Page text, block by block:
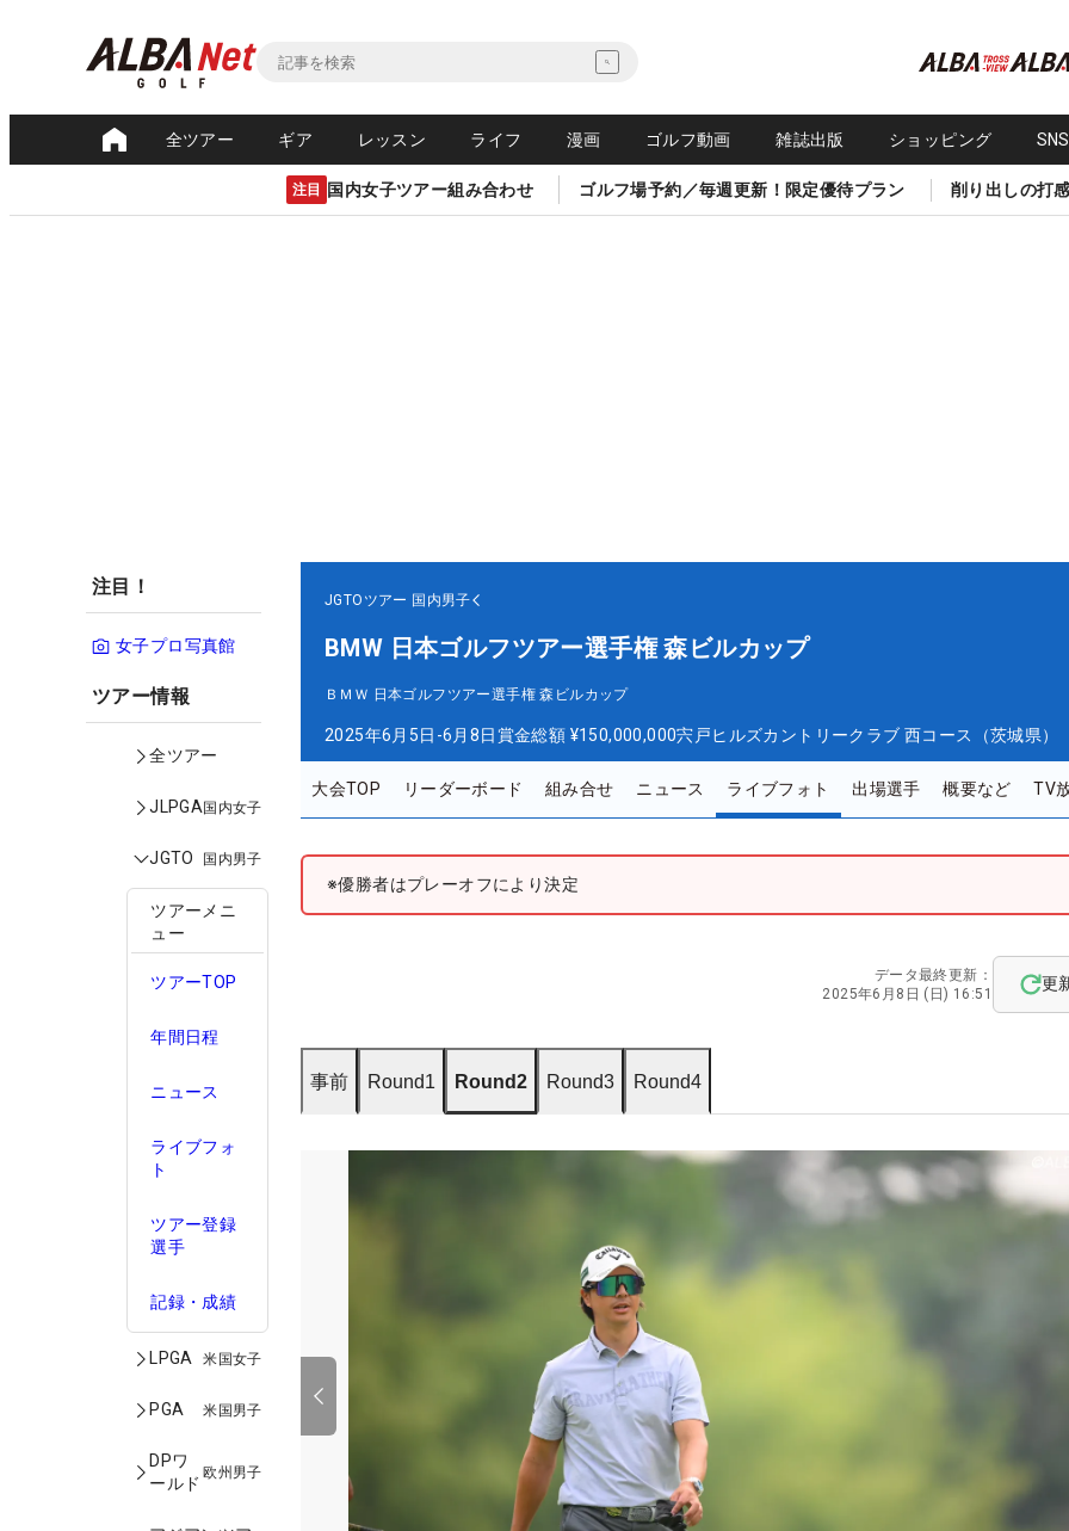
全ツアー ギア レッスン ライフ 漫画 ゴルフ動画 雑誌出版 ショッピング
注目 国内女子ツアー組み合わせ ゴルフ場予約／毎週更新！限定優待プラン 削り出しの打
注目！
女子プロ写真館
ツアー情報
全ツアー
JLPGA国内女子
JGTO 国内男子
ツアーメニ
ュー
ツアーTOP
年間日程
ニュース
ライブフォ
ト
ツアー登録
選手
記録・成績
LPGA 米国女子
PGA 米国男子
DPワ
ールド
欧州男子
JGTOツアー 国内男子
BMW 日本ゴルフツアー選手権 森ビルカップ
ＢＭＷ 日本ゴルフツアー選手権 森ビルカップ
2025年6月5日-6月8日賞金総額 ¥150,000,000宍戸ヒルズカントリークラブ 西コース（茨城県）
大会TOP リーダーボード 組み合せ ニュース ライブフォト 出場選手 概要など TV
※優勝者はプレーオフにより決定
データ最終更新：
2025年6月8日 (日) 16:51
更
事前 Round1 Round2 Round3 Round4